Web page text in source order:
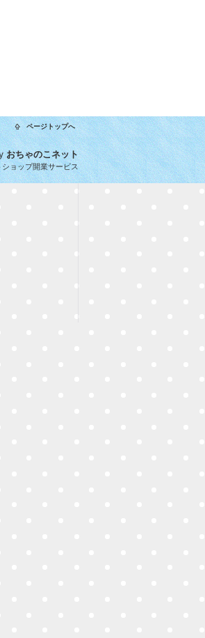
ページトップへ
おちゃのこネット
ョップ開業サービス